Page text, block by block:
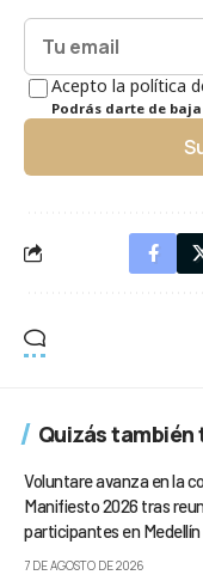
Acepto la política
Podrás darte de
Quizás también
Voluntare avanza en la
Manifiesto 2026 tras
participantes en Medellín
7 DE AGOSTO DE 2026